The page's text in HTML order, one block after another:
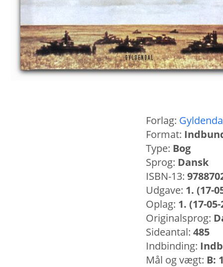
Forlag:
Format:
Type: Bog
Sprog: Dansk
ISBN-13:
Udgave: 1. (17-
Oplag: 1. (17-
Originalsprog:
Sideantal: 485
Indbinding:
Mål og vægt: B: